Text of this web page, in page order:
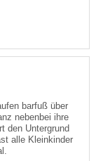
barfuß über
nebenbei ihre
den Untergrund
alle Kleinkinder